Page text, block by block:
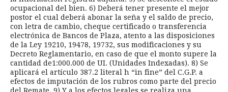
ocupacional del bien. 6) Deberá tener presente el mejor
postor el cual deberá abonar la seña y el saldo de precio,
con letra de cambio, cheque certificado o transferencia
electrónica de Bancos de Plaza, atento a las disposiciones
de la Ley 19210, 19478, 19732, sus modificaciones y su
Decreto Reglamentario, en caso de que el monto supere la
cantidad de1:000.000 de UI. (Unidades Indexadas). 8) Se
aplicará el artículo 387.2 literal h “in fine” del C.G.P. a
efectos de imputación de los rubros como parte del precio